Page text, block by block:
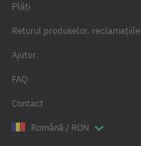
Plăți
Returul produselor, reclamațiile
Ajutor
FAQ
Contact
Română / RON